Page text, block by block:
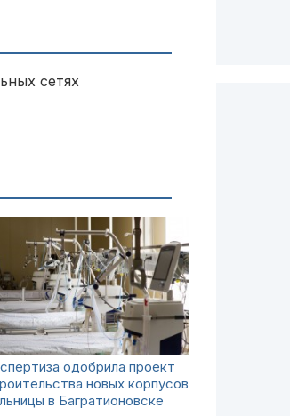
сетях
одобрила проект
новых корпусов
в Багратионовске